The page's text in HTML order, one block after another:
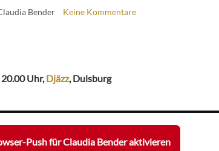
Bender Keine Kommentare
Uhr, Djäzz, Duisburg
Push für Claudia Bender aktivieren